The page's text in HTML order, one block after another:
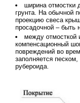
ширина отмостки
грунта. На обычной
проекцию свеса
просадочной – быть
между отмосткой
компенсационный
повреждений во
заполняется
рубероида.